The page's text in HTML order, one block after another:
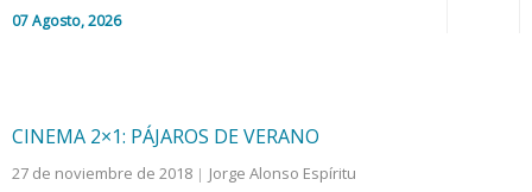
07 Agosto, 2026
Nacional
CINEMA 2×1: PÁJAROS DE VERANO
27 de noviembre de 2018
Jorge Alonso Espíritu